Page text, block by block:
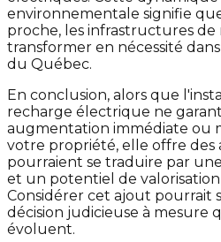
environnementale signifie
proche, les infrastructures
transformer en nécessité
du Québec.
En conclusion, alors que
recharge électrique ne
augmentation immédiate ou
votre propriété, elle offre des
pourraient se traduire par
et un potentiel de
Considérer cet ajout pourrait
décision judicieuse à mesure
évoluent.